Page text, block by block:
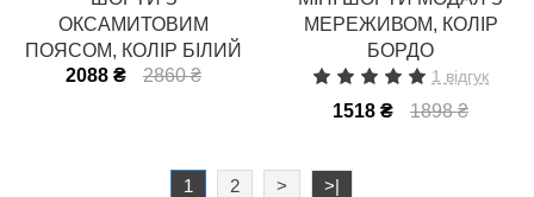
ОКСАМИТОВИМ
ПОЯСОМ, КОЛІР БІЛИЙ
2088 ₴
2860 ₴
МЕРЕЖИВОМ, КОЛІР
БОРДО
1 відгук
1518 ₴ 1898 ₴
1 2 > >|